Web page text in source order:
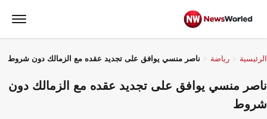
الرئيسية رياضة ناصر منسي يوافق على تجديد عقده مع الزمالك دون شروط
ناصر منسي يوافق على تجديد عقده مع الزمالك دون
شروط